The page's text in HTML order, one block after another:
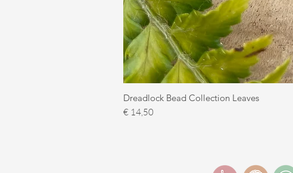
Dreadlock Bead Collection Leaves
Prijs
€ 14,50